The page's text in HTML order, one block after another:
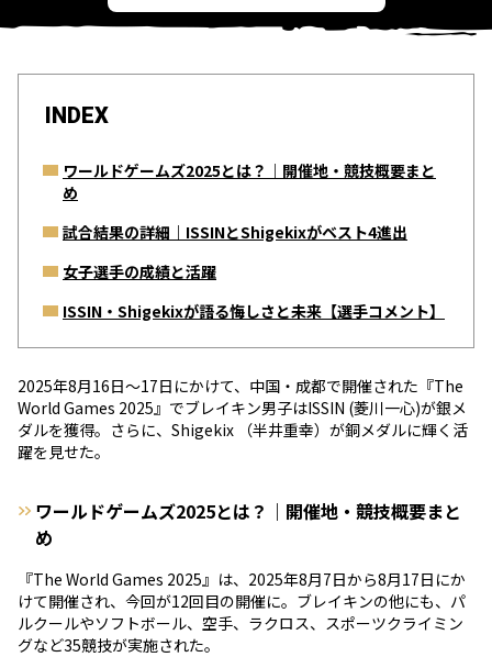
INDEX
ワールドゲームズ2025とは？｜開催地・競技概要まと
め
試合結果の詳細｜ISSINとShigekixがベスト4進出
女子選手の成績と活躍
ISSIN・Shigekixが語る悔しさと未来【選手コメント】
2025年8月16日～17日にかけて、中国・成都で開催された『The
World Games 2025』でブレイキン男子はISSIN (菱川一心)が銀メ
ダルを獲得。さらに、Shigekix （半井重幸）が銅メダルに輝く活
躍を見せた。
ワールドゲームズ2025とは？｜開催地・競技概要まと
め
『The World Games 2025』は、2025年8月7日から8月17日にか
けて開催され、今回が12回目の開催に。ブレイキンの他にも、パ
ルクールやソフトボール、空手、ラクロス、スポーツクライミン
グなど35競技が実施された。